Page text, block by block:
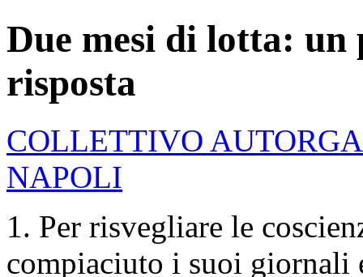
Due mesi di lotta: un
risposta
COLLETTIVO
NAPOLI
1. Per risvegliare le
compiaciuto i suoi giornali